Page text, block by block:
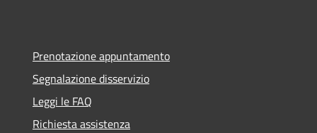
Prenotazione appuntamento
Segnalazione disservizio
Leggi le FAQ
Richiesta assistenza